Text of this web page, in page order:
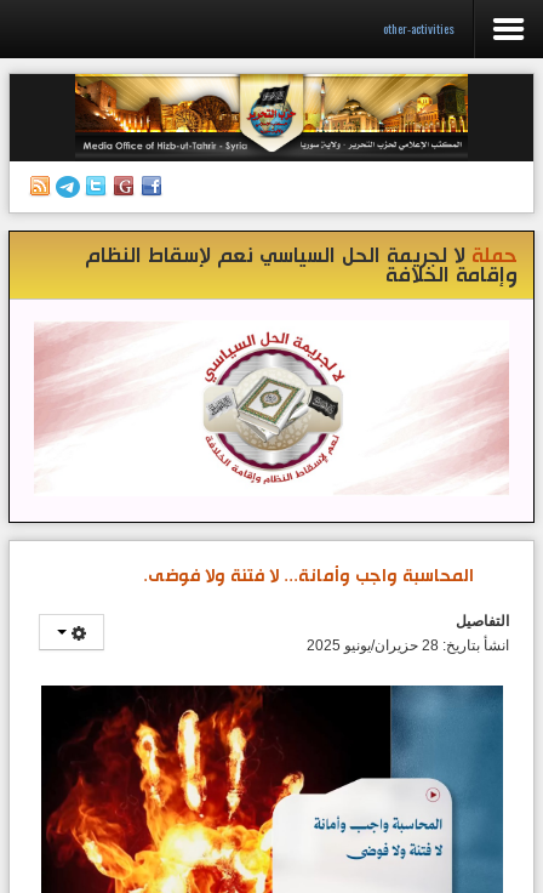
الرئيسية
إصدارات
أنشطة وفعاليات
منبر الصحافة
تواصل معنا
إذاعة المكتب/ سوريا
قناتنا على تيليغرام
other-activities
حملة لا لجريمة الحل السياسي نعم لإسقاط النظام
وإقامة الخلافة
المحاسبة واجب وأمانة... لا فتنة ولا فوضى.
التفاصيل
انشأ بتاريخ: 28 حزيران/يونيو 2025